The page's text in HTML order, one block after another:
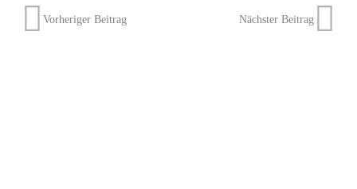
Vorheriger Beitrag Nächster Beitrag